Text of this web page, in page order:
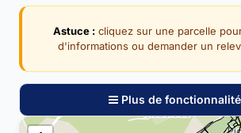
Astuce : cliquez sur une parcelle
d'informations ou demander un
Plus de